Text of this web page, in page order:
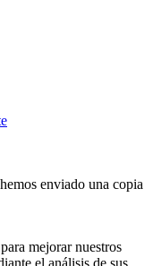
enviado una copia
mejorar nuestros
el análisis de sus